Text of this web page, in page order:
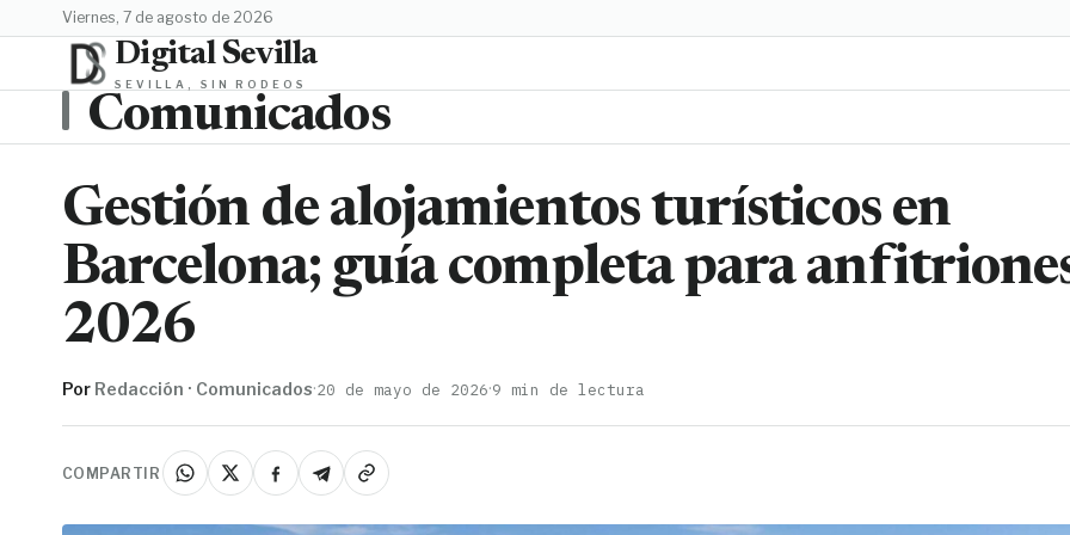
viernes, 7 de agosto de 2026
Digital Sevilla
SEVILLA, SIN RODEOS
Comunicados
Gestión de alojamientos turísticos en
Barcelona; guía completa para
2026
Por Redacción · Comunicados·20 de mayo de 2026·9 min de lectura
COMPARTIR